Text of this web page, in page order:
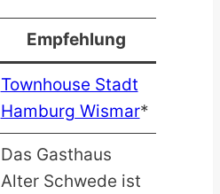
Empfehlung
Townhouse Stadt
Hamburg Wismar*
Das Gasthaus
Alter Schwede ist